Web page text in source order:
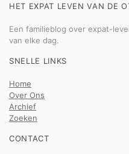
HET EXPAT LEVEN VAN DE
Een familieblog over expat-
van elke dag.
SNELLE LINKS
Home
Over Ons
Archief
Zoeken
CONTACT